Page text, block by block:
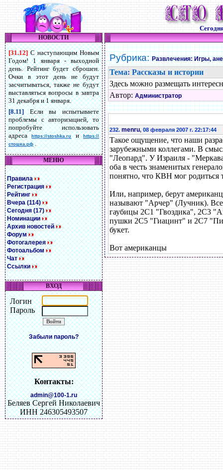
НОВОСТИ
[31.12]С наступающим Новым
Годом! 1 января - выходной
день. Рейтинг будет сброшен.
Очки в этот день не будут
засчитываться, также не будут
выставляться вопросы в завтра
31 декабря и 1 января.
[8.11]Если вы испытываете
проблемы с авторизацией, то
попробуйте использовать
адресаhttps://stoshka.ruиhttps://
стошка.рф.
МЕНЮ
Правила
Регистрация
Рейтинг
Вчера (114)
Сегодня (17)
Номинации
Архив новостей
Форум
Фотогалерея
Фотоальбом
Чат
Ссылки
ВХОД
Логин
Пароль
Забыли пароль?
Контакты:
admin@100-1.ru
Беляев Сергей Николаевич
ИНН 246305493507
Рубрика:Развлечения: Игры,
Тема: Рассказы и истории
Здесь можно размещать
Автор: Администратор
232. menru, 08 февраля 2007 г. 22:17:44
Такое ощущение, что наши
зарубежными коллегами. В
"Леопард". У Израиля -
оба в честь знаменитых
понятно, что КВН мог родиться
Или, например, берут
называют "Арчер" (Лучник). Все
гаубицы 2С1 "Гвоздика", 2С3
пушки 2С5 "Гиацинт" и 2С7
букет.
Вот американцы